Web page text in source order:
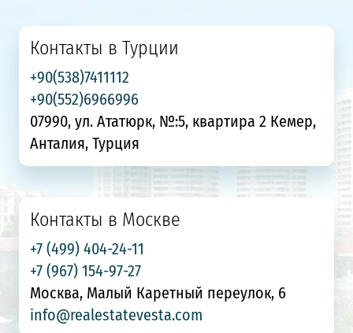
Контакты в Турции
+90(538)7411112
+90(552)6966996
07990, ул. Ататюрк, №:5, квартира 2 Кемер,
Анталия, Турция
Контакты в Москве
+7 (499) 404-24-11
+7 (967) 154-97-27
Москва, Малый Каретный переулок, 6
info@realestatevesta.com